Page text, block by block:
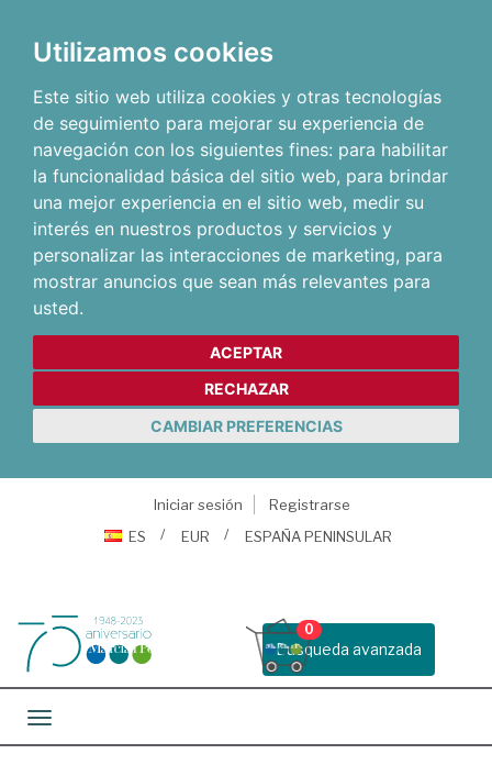
Utilizamos cookies
Este sitio web utiliza cookies y otras tecnologías
de seguimiento para mejorar su experiencia de
navegación con los siguientes fines: para habilitar
la funcionalidad básica del sitio web, para brindar
una mejor experiencia en el sitio web, medir su
interés en nuestros productos y servicios y
personalizar las interacciones de marketing, para
mostrar anuncios que sean más relevantes para
usted.
ACEPTAR
RECHAZAR
CAMBIAR PREFERENCIAS
Iniciar sesión
Registrarse
ES
EUR ESPAÑA PENINSULAR
Busqueda avanzada
0
Toggle navigation